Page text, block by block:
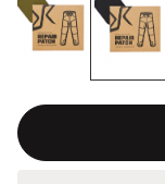
Denna knapp
{{size}} inte tillgänglig